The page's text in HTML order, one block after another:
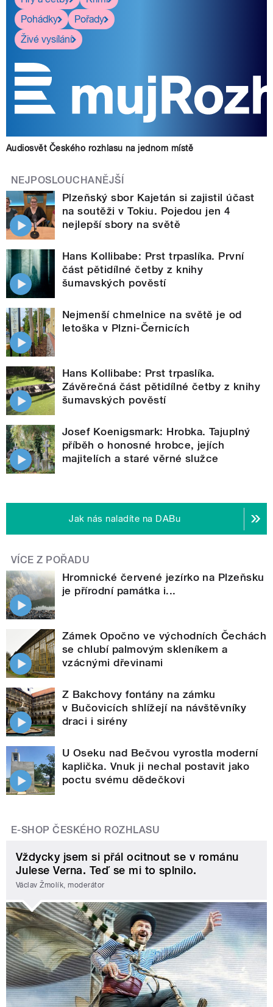
Pohádky
Pořady
Živé vysílání
Audiosvět Českého rozhlasu na jednom místě
NEJPOSLOUCHANĚJŠÍ
Plzeňský sbor Kajetán si zajistil účast
na soutěži v Tokiu. Pojedou jen 4
nejlepší sbory na světě
Hans Kollibabe: Prst trpaslíka. První
část pětidílné četby z knihy
šumavských pověstí
Nejmenší chmelnice na světě je od
letoška v Plzni-Černicích
Hans Kollibabe: Prst trpaslíka.
Závěrečná část pětidílné četby z knihy
šumavských pověstí
Josef Koenigsmark: Hrobka. Tajuplný
příběh o honosné hrobce, jejích
majitelích a staré věrné služce
Jak nás naladíte na DABu
VÍCE Z POŘADU
Hromnické červené jezírko na Plzeňsku
je přírodní památka i...
Zámek Opočno ve východních Čechách
se chlubí palmovým skleníkem a
vzácnými dřevinami
Z Bakchovy fontány na zámku
v Bučovicích shlížejí na návštěvníky
draci i sirény
U Oseku nad Bečvou vyrostla moderní
kaplička. Vnuk ji nechal postavit jako
poctu svému dědečkovi
E-SHOP ČESKÉHO ROZHLASU
Vždycky jsem si přál ocitnout se v románu
Julese Verna. Teď se mi to splnilo.
Václav Žmolík, moderátor